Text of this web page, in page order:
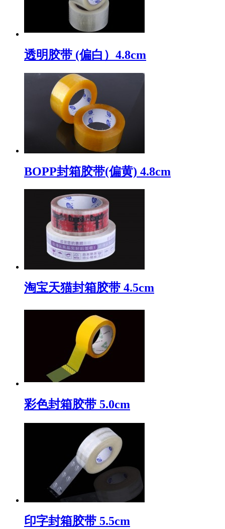
透明胶带 (偏白）4.8cm
BOPP封箱胶带(偏黄) 4.8cm
淘宝天猫封箱胶带 4.5cm
彩色封箱胶带 5.0cm
印字封箱胶带 5.5cm